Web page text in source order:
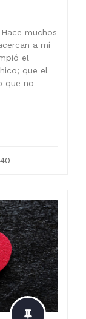
muchos
a mí
el
que el
que no
40